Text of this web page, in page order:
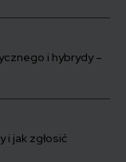
i hybrydy –
i jak zgłosić